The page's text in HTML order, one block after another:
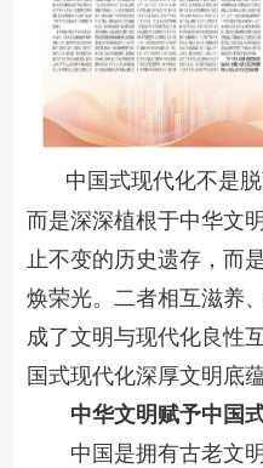
中国式现代化不是
而是深深植根于中华文
止不变的历史遗存，而
焕荣光。二者相互滋养
成了文明与现代化良性
国式现代化深厚文明底
中华文明赋予中国
中国是拥有古老文明